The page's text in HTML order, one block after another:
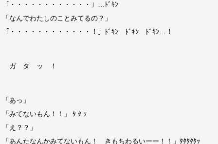
「・・・・・・・・・・・・」…ﾄﾞｷﾝ
「なんでわたしのことみてるの？」
「・・・・・・・・・・・・！」ﾄﾞｷﾝ ﾄﾞｷﾝ ﾄﾞｷﾝ…！
ガ タ ッ ！
「あっ」
「みてないもん！！」 ﾀ ﾀ ｯ
「え？？」
「あんたなんかみてないもん！ きもちわるいーー！！」ﾀﾀﾀﾀﾀｯ